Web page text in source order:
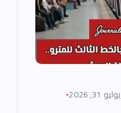
يوليو 31, 2026